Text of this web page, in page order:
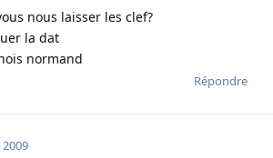
nous laisser les clef?
la dat
normand
Répondre